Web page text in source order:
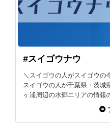
#スイゴウナウ
＼スイゴウの人がスイゴウの
スイゴウの人が千葉県・茨城
ヶ浦周辺の水郷エリアの情報